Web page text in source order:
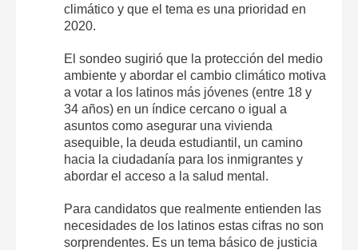
climático y que el tema es una prioridad en
2020.
El sondeo sugirió que la protección del medio
ambiente y abordar el cambio climático motiva
a votar a los latinos más jóvenes (entre 18 y
34 años) en un índice cercano o igual a
asuntos como asegurar una vivienda
asequible, la deuda estudiantil, un camino
hacia la ciudadanía para los inmigrantes y
abordar el acceso a la salud mental.
Para candidatos que realmente entienden las
necesidades de los latinos estas cifras no son
sorprendentes. Es un tema básico de justicia